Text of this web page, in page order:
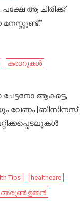
ആ ചിരിക്ക്
മനസ്സുണ്ട്.”
കരാറുകൾ
ആകട്ടെ,
വേണം |ബിസിനസ്
Tips
healthcare
ഉമ്മൻ